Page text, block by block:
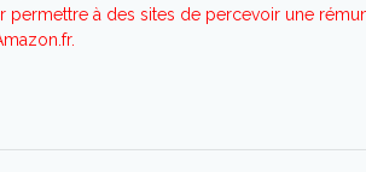
permettre à des sites de percevoir une